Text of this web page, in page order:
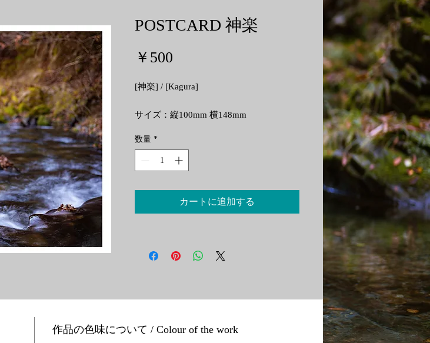
POSTCARD 神楽
￥500
[神楽] / [Kagura]
サイズ：縦100mm 横148mm
印刷には保存性が高く色褪せしにくい顔
料インクを使用し、Stones & Water Art /
Hiroshi Yoshida独自の高精細で発色の良い
保護の為にスリーブに入れた状態で発送
※画像左下のロゴマークは実物には印刷
Size: 100 mm ( height ) by 148 mm ( width )
Printed using pigmented inks with high
数量 *
カートに追加する
作品の色味について / Colour of the work